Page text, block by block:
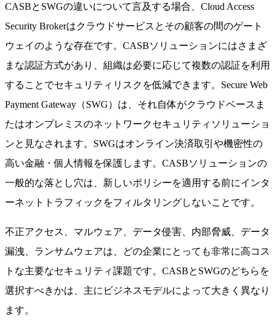
CASBとSWGの違いについて言及する場合、Cloud Access
Security Brokerはクラウドサービスとその顧客の間のゲート
ウェイのような存在です。CASBソリューションにはさまざ
まな認証方式があり、組織は必要に応じて複数の認証を利用
することでセキュリティリスクを低減できます。Secure Web
Payment Gateway（SWG）は、それ自体がクラウドベースま
たはオンプレミスのネットワークセキュリティソリューショ
ンと見なされます。SWGはオンライン決済取引や機密性の
高い金融・個人情報を保護します。CASBソリューションの
一般的な落とし穴は、新しいポリシーを適用する前にインタ
ーネットトラフィックをフィルタリングしないことです。
不正アクセス、マルウェア、データ侵害、内部脅威、データ
漏洩、ランサムウェアは、どの企業にとっても非常に高コス
トな主要なセキュリティ課題です。CASBとSWGのどちらを
選択すべきかは、主にビジネスモデルによって大きく異なり
ます。